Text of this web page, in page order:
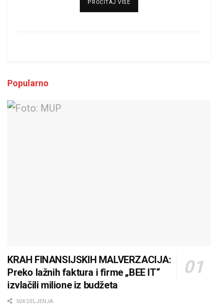
PROČITAJ VIŠEDETAILS
Popularno
KRAH FINANSIJSKIH MALVERZACIJA:
Preko lažnih faktura i firme „BEE IT“
izvlačili milione iz budžeta
504 DELJENJA